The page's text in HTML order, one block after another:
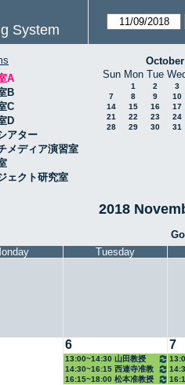
System
A
B
C
D
アター
メディア演習室
ェクト研究室
Sun Mon Tue
1 2
3
7
8 9
10
14
15 16
17
21
22 23
24
28
29 30 31
2018
Tuesday
6
13:00~14:30 山田教授
14:30~16:15 西連寺准教
授
16:15~18:00 松本准教授
7